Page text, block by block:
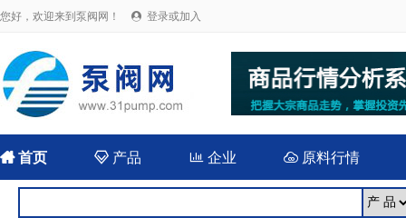
您好，欢迎来到泵阀网！  登录或加入
首页  产品 企业 原料行情